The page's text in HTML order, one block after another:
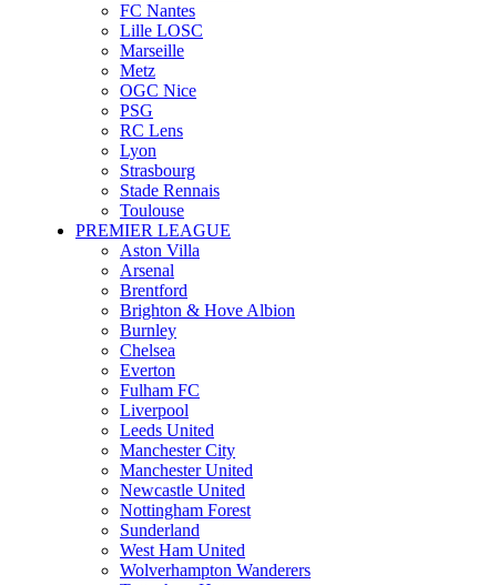
FC Nantes
Lille LOSC
Marseille
Metz
OGC Nice
PSG
RC Lens
Lyon
Strasbourg
Stade Rennais
Toulouse
PREMIER LEAGUE
Aston Villa
Arsenal
Brentford
Brighton & Hove Albion
Burnley
Chelsea
Everton
Fulham FC
Liverpool
Leeds United
Manchester City
Manchester United
Newcastle United
Nottingham Forest
Sunderland
West Ham United
Wolverhampton Wanderers